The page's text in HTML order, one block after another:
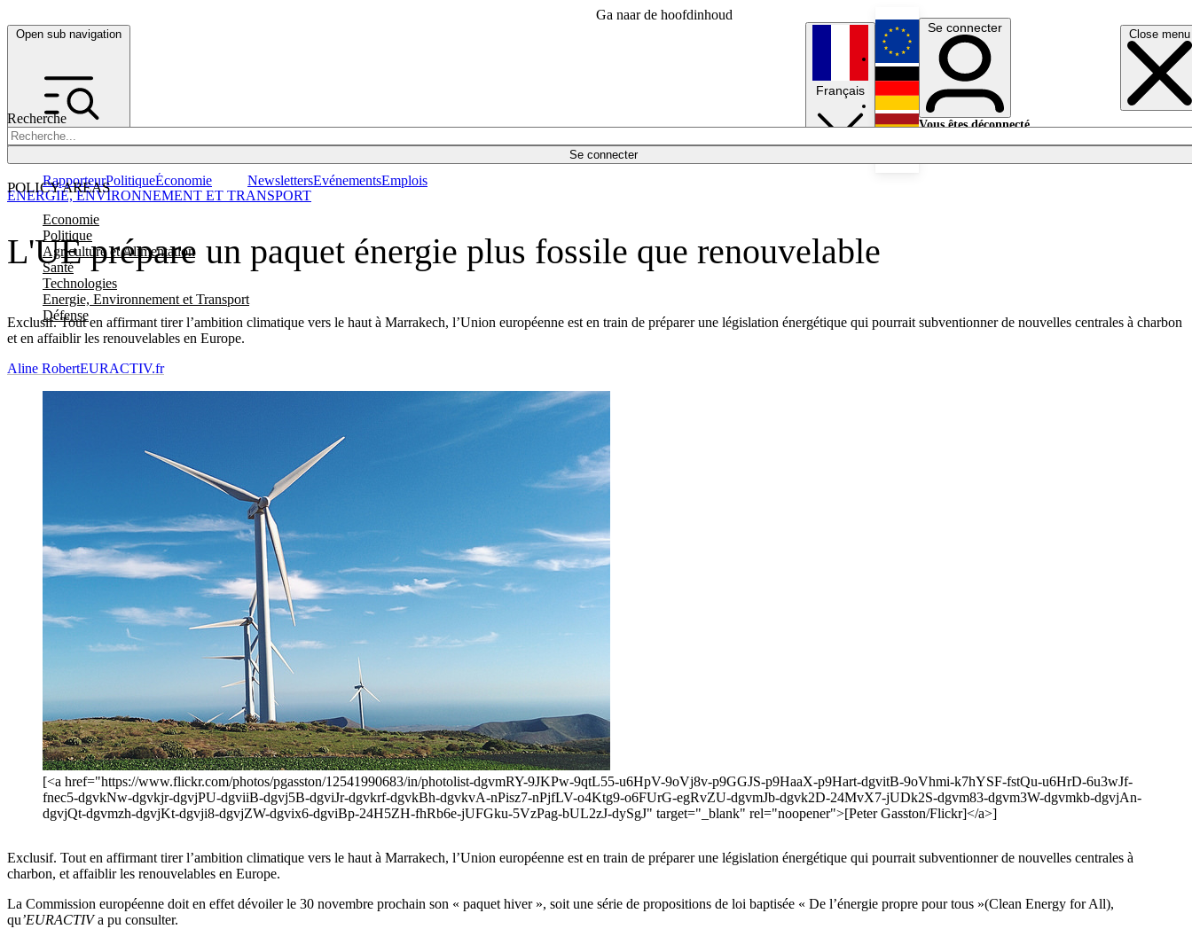
Ga naar de hoofdinhoud
Open sub navigation Close menu
Recherche
Se connecter
POLICY AREAS
Economie
Politique
Agriculture et Alimentation
Santé
Technologies
Energie, Environnement et Transport
Défense
RapporteurPolitiqueÉconomie NewslettersEvénementsEmplois
Français
English
Deutsch
Se connecter
Vous êtes déconnecté.
L'UE prépare un paquet énergie plus fossile que renouvelable
Exclusif. Tout en affirmant tirer l’ambition climatique vers le haut à Marrakech, l’Union européenne est en train de préparer une législation énergétique qui pourrait subventionner de nouvelles centrales à charbon
et en affaiblir les renouvelables en Europe.
ENERGIE, ENVIRONNEMENT ET TRANSPORT
Aline RobertEURACTIV.fr
[<a href="https://www.flickr.com/photos/pgasston/12541990683/in/photolist-dgvmRY-9JKPw-9qtL55-u6HpV-9oVj8v-p9GGJS-p9HaaX-p9Hart-dgvitB-9oVhmi-k7hYSF-fstQu-u6HrD-6u3wJf-
fnec5-dgvkNw-dgvkjr-dgvjPU-dgviiB-dgvj5B-dgviJr-dgvkrf-dgvkBh-dgvkvA-nPisz7-nPjfLV-o4Ktg9-o6FUrG-egRvZU-dgvmJb-dgvk2D-24MvX7-jUDk2S-dgvm83-dgvm3W-dgvmkb-dgvjAn-
dgvjQt-dgvmzh-dgvjKt-dgvji8-dgvjZW-dgvix6-dgviBp-24H5ZH-fhRb6e-jUFGku-5VzPag-bUL2zJ-dySgJ" target="_blank" rel="noopener">[Peter Gasston/Flickr]</a>]
Exclusif. Tout en affirmant tirer l’ambition climatique vers le haut à Marrakech, l’Union européenne est en train de préparer une législation énergétique qui pourrait subventionner de nouvelles centrales à
charbon, et affaiblir les renouvelables en Europe.
La Commission européenne doit en effet dévoiler le 30 novembre prochain son « paquet hiver », soit une série de propositions de loi baptisée « De l’énergie propre pour tous »(Clean Energy for All),
qu’EURACTIVa pu consulter.